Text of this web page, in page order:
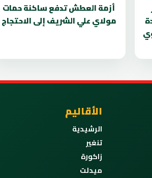
أزمة العطش تدفع ساكنة حمات
مولاي علي الشريف إلى الاحتجاج
الأقاليم
الرشيدية
تنغير
زاكورة
ميدلت